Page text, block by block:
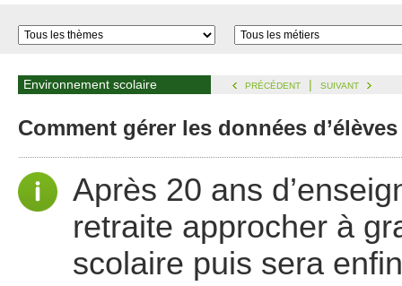
Environnement scolaire PRÉCÉDENT | SUIVANT
Comment gérer les données
Après 20 ans
retraite approcher à
scolaire puis sera